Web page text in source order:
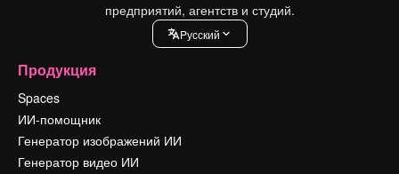
предприятий, агентств и студий.
Pусский
Продукция
Spaces
ИИ-помощник
Генератор изображений ИИ
Генератор видео ИИ